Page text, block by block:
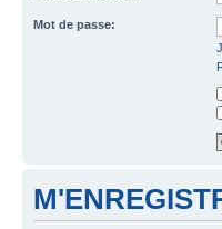
Mot de passe: